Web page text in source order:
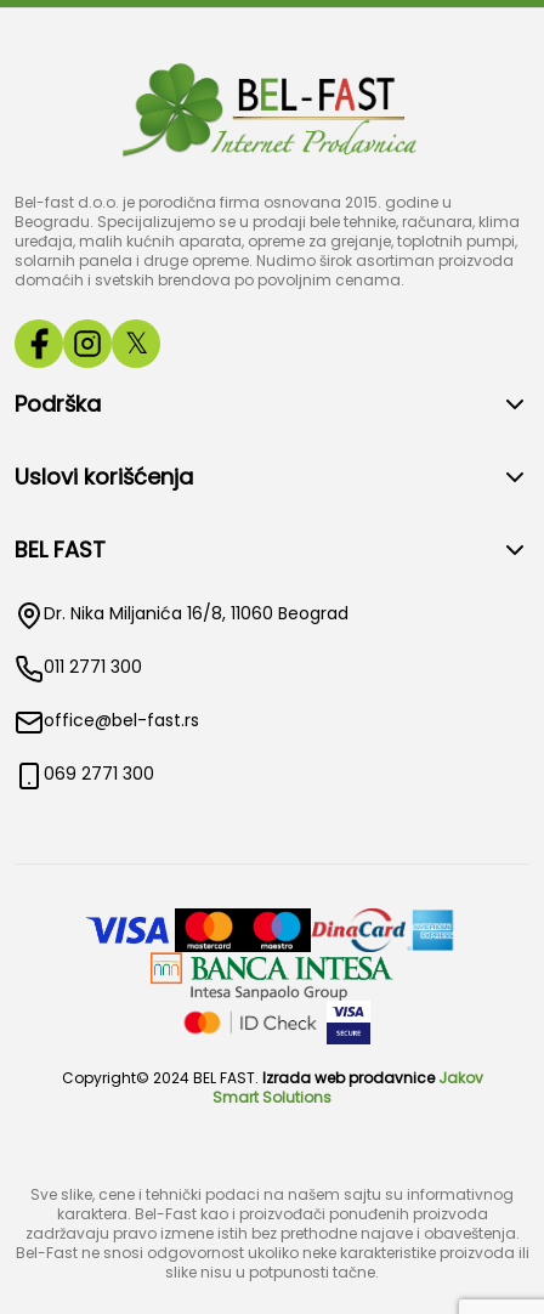
Bel-fast d.o.o. je porodična firma osnovana 2015. godine u
Beogradu. Specijalizujemo se u prodaji bele tehnike, računara, klima
uređaja, malih kućnih aparata, opreme za grejanje, toplotnih pumpi,
solarnih panela i druge opreme. Nudimo širok asortiman proizvoda
domaćih i svetskih brendova po povoljnim cenama.
𝕏
Podrška
Uslovi korišćenja
BEL FAST
Dr. Nika Miljanića 16/8, 11060 Beograd
011 2771 300
office@bel-fast.rs
069 2771 300
Copyright© 2024 BEL FAST. Izrada web prodavnice Jakov
Smart Solutions
Sve slike, cene i tehnički podaci na našem sajtu su informativnog
karaktera. Bel-Fast kao i proizvođači ponuđenih proizvoda
zadržavaju pravo izmene istih bez prethodne najave i obaveštenja.
Bel-Fast ne snosi odgovornost ukoliko neke karakteristike proizvoda ili
slike nisu u potpunosti tačne.